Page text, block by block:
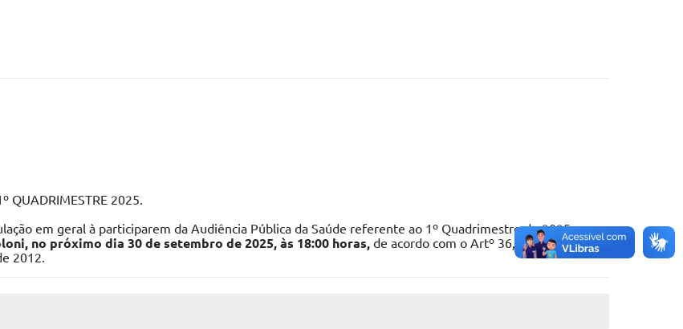
QUADRIMESTRE 2025.
em geral à participarem da Audiência Pública da Saúde referente ao 1º Quadrimestre de 2025, ser
no próximo dia 30 de setembro de 2025, às 18:00 horas, de acordo com o Artº 36, Parágrafo III,
2012.